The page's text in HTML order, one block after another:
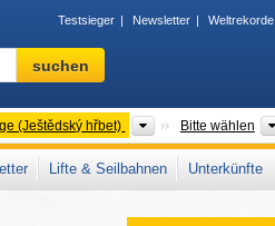
Testsieger Newsletter Weltrekorde
Skigebiet,
Region,
…
suchen
(Ještědský hřbet) Gebirgszüge
Bitte wählen
Lifte & Seilbahnen
Unterkünfte